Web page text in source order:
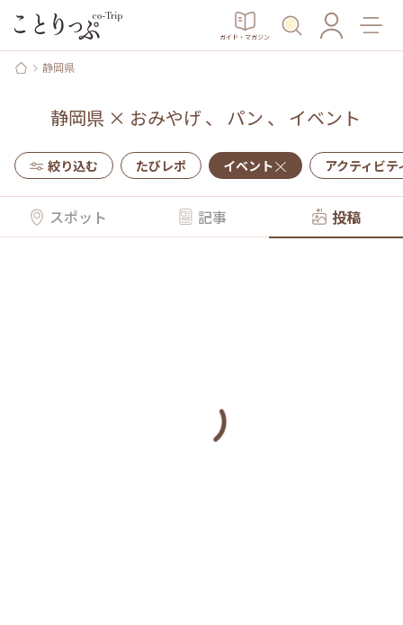
ガイド・マガジン
静岡県
静岡県× おみやげ 、 パン 、 イベント
絞り込む たびレポ イベント アクティビテ
スポット 記事 投稿